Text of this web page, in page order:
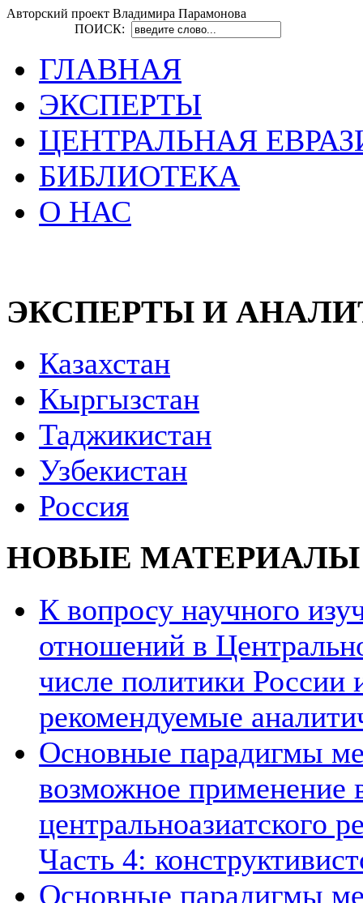
Авторский проект Владимира Парамонова
ПОИСК:
ГЛАВНАЯ
ЭКСПЕРТЫ
ЦЕНТРАЛЬНАЯ
БИБЛИОТЕКА
О НАС
ЭКСПЕРТЫ И
Казахстан
Кыргызстан
Таджикистан
Узбекистан
Россия
НОВЫЕ МАТЕРИАЛЫ
К вопросу научного
отношений в
числе политики России
рекомендуемые
Основные парадигмы
возможное применение
центральноазиатского
Часть 4:
Основные парадигмы